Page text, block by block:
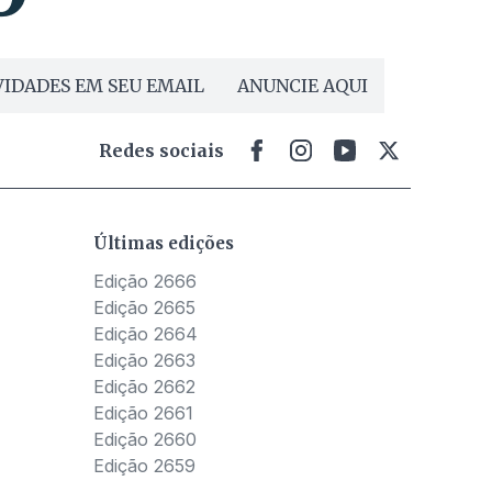
EM SEU EMAIL ANUNCIE AQUI
Redes sociais
Últimas edições
Edição 2666
Edição 2665
Edição 2664
Edição 2663
Edição 2662
Edição 2661
Edição 2660
Edição 2659